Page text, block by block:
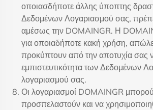
οποιασδήποτε άλλης ύποπτης
Δεδομένων Λογαριασμού σας,
αμέσως την DOMAINGR. Η
για οποιαδήποτε κακή χρήση,
προκύπτουν από την αποτυχία σας
εμπιστευτικότητα των Δεδομένων
λογαριασμού σας.
Οι λογαριασμοί DOMAINGR
προσπελαστούν και να